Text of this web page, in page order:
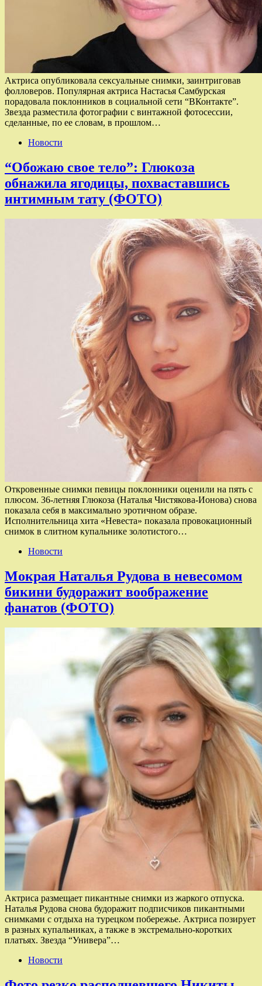
Актриса опубликовала сексуальные снимки, заинтриговав
фолловеров. Популярная актриса Настасья Самбурская
порадовала поклонников в социальной сети “ВКонтакте”.
Звезда разместила фотографии с винтажной фотосессии,
сделанные, по ее словам, в прошлом…
Новости
“Обожаю свое тело”: Глюкоза
обнажила ягодицы, похваставшись
интимным тату (ФОТО)
Откровенные снимки певицы поклонники оценили на пять с
плюсом. 36-летняя Глюкоза (Наталья Чистякова-Ионова) снова
показала себя в максимально эротичном образе.
Исполнительница хита «Невеста» показала провокационный
снимок в слитном купальнике золотистого…
Новости
Мокрая Наталья Рудова в невесомом
бикини будоражит воображение
фанатов (ФОТО)
Актриса размещает пикантные снимки из жаркого отпуска.
Наталья Рудова снова будоражит подписчиков пикантными
снимками с отдыха на турецком побережье. Актриса позирует
в разных купальниках, а также в экстремально-коротких
платьях. Звезда “Универа”…
Новости